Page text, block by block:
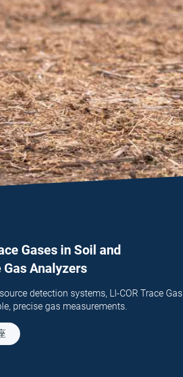
Gases in Soil and
Gas Analyzers
detection systems, LI-COR Trace Gas
precise gas measurements.